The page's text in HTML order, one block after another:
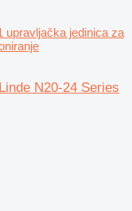
upravljačka jedinica za
N20-24 Series